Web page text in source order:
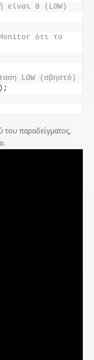
είναι 0 (LOW)
ότι το
LOW (σβηστό)
) ;
του παραδείγματος,